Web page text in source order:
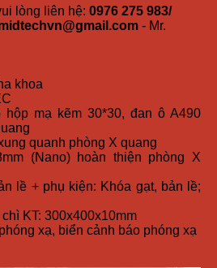
lòng liên hệ: 0976 275 983/
- Mr.
khoa
hộp mạ kẽm 30*30, đan ô A490
quanh phòng X quang
(Nano) hoàn thiện phòng X
lề + phụ kiện: Khóa gạt, bản lề;
KT: 300x400x10mm
xạ, biển cảnh báo phóng xạ